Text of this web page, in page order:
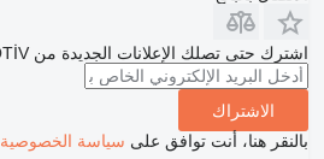
اشترك حتى تصلك الإعلانات الجديدة من OVEO OTOMOTİV
الاشتراك
بالنقر هنا، أنت توافق على سياسة الخصوصية